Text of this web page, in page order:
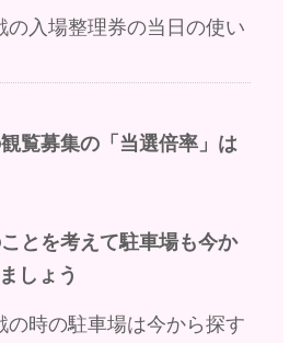
の入場整理券の当日の使い
覧募集の「当選倍率」は
とを考えて駐車場も今か
しょう
の時の駐車場は今から探す